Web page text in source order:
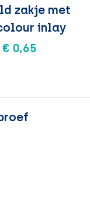
zakje met
inlay
€ 0,65